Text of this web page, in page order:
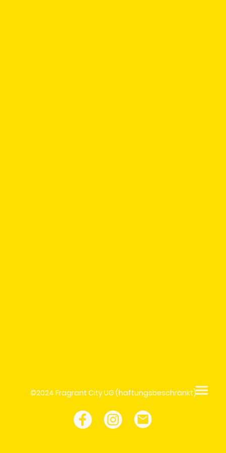
©2024 Fragrant City UG (haftungsbeschränkt)